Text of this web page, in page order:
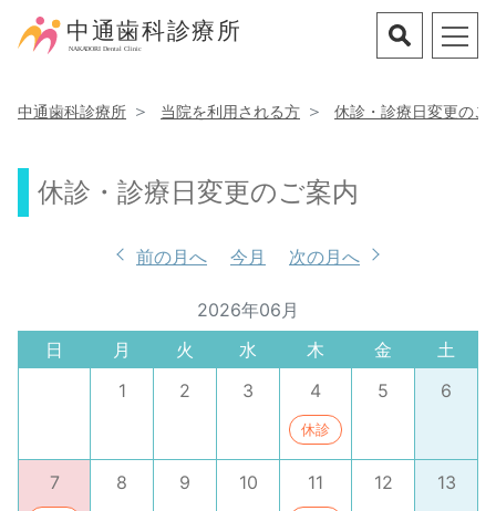
中通歯科診療所 当院を利用される方 休診・診療日変更のご
休診・診療日変更のご案内
前の月へ 今月 次の月へ
2026年06月
日
月 火 水 木 金
土
1
2 3 4
休診
5 6
7 8 9 10 11 12 13